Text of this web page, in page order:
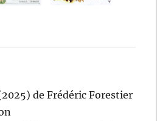
de Frédéric Forestier